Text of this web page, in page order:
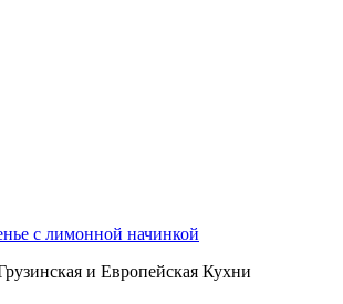
с лимонной начинкой
и Европейская Кухни